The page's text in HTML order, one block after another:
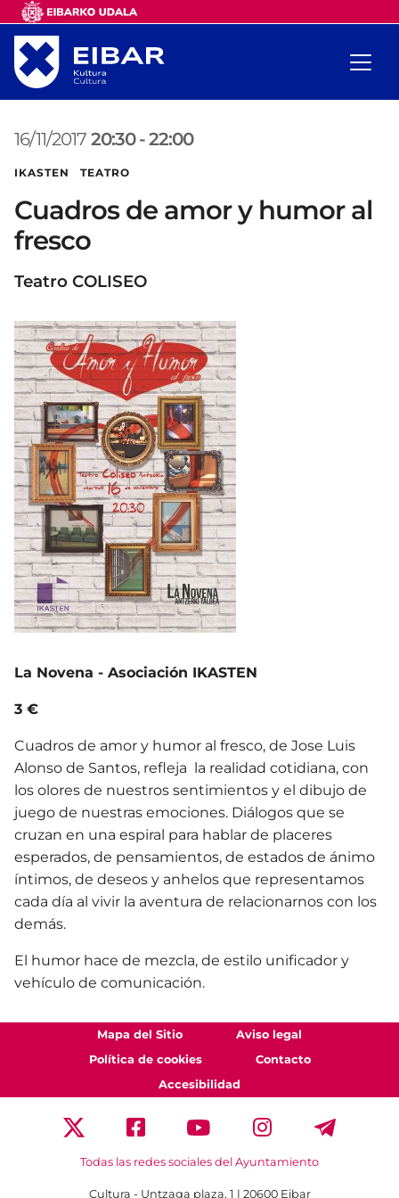
16/11/2017 20:30 -22:00
IKASTEN TEATRO
Cuadros de amor y humor al
fresco
Teatro COLISEO
La Novena - Asociación IKASTEN
3 €
Cuadros de amor y humor al fresco, de Jose Luis
Alonso de Santos, refleja la realidad cotidiana, con
los olores de nuestros sentimientos y el dibujo de
juego de nuestras emociones. Diálogos que se
cruzan en una espiral para hablar de placeres
esperados, de pensamientos, de estados de ánimo
íntimos, de deseos y anhelos que representamos
cada día al vivir la aventura de relacionarnos con los
demás.
El humor hace de mezcla, de estilo unificador y
vehículo de comunicación.
Mapa del Sitio
Aviso legal
Política de cookies
Contacto
Accesibilidad
Todas las redes sociales del Ayuntamiento
Cultura - Untzaga plaza, 1 | 20600 Eibar